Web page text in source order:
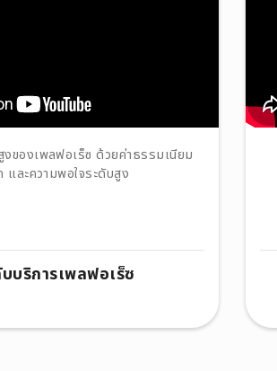
งของเพลฟอเร็ซ ด้วยค่าธรรมเนียม
และความพอใจระดับสูง
บริการเพลฟอเร็ซ